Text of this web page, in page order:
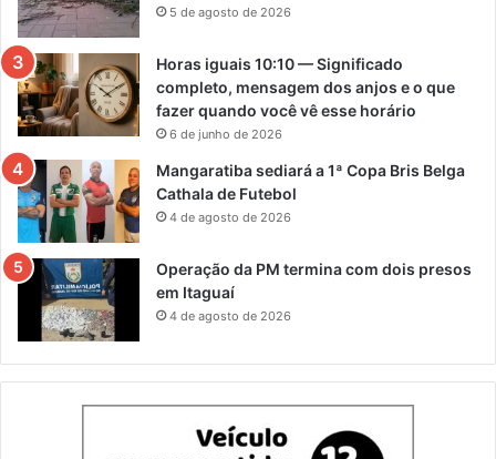
5 de agosto de 2026
Horas iguais 10:10 — Significado
completo, mensagem dos anjos e o que
fazer quando você vê esse horário
6 de junho de 2026
Mangaratiba sediará a 1ª Copa Bris Belga
Cathala de Futebol
4 de agosto de 2026
Operação da PM termina com dois presos
em Itaguaí
4 de agosto de 2026